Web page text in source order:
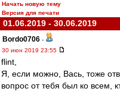
Начать новую тему
Версия для печати
01.06.2019 - 30.06.2019
Bordo0706 -
30 июн 2019 23:55
flint,
Я, если можно, Вась, тоже
вопрос от тебя был ко всем,